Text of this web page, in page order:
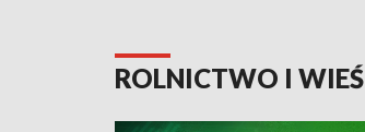
ROLNICTWO I WIEŚ